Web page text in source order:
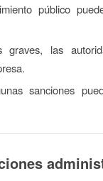
público
las
sanciones